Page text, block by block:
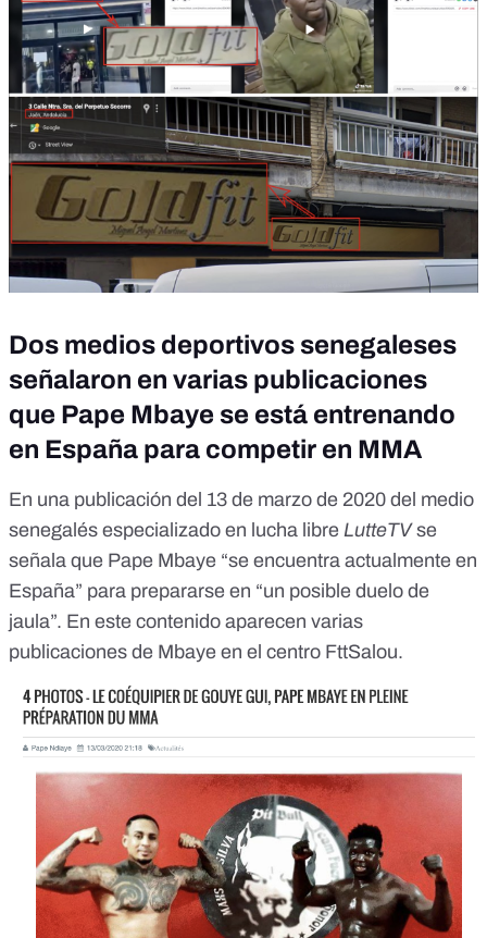
Dos medios deportivos senegaleses
señalaron en varias publicaciones
que Pape Mbaye se está entrenando
en España para competir en MMA
En una publicación del 13 de marzo de 2020 del medio
senegalés especializado en lucha libre LutteTVse
señala que Pape Mbaye “se encuentra actualmente en
España” para prepararse en “un posible duelo de
jaula”. En este contenido aparecen varias
publicaciones de Mbaye en el centro FttSalou.